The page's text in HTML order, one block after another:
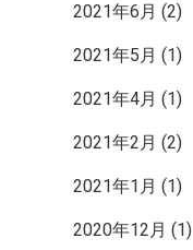
2021年6月 (2)
2021年5月 (1)
2021年4月 (1)
2021年2月 (2)
2021年1月 (1)
2020年12月 (1)